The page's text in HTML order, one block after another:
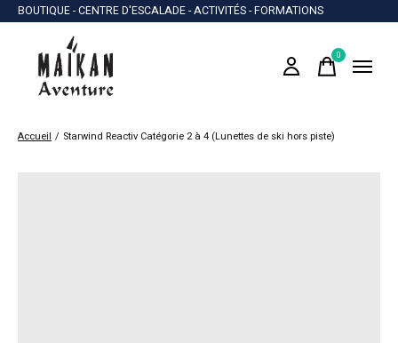
BOUTIQUE - CENTRE D'ESCALADE - ACTIVITÉS - FORMATIONS
0items
Accueil / Starwind Reactiv Catégorie 2 à 4 (Lunettes de ski hors piste)